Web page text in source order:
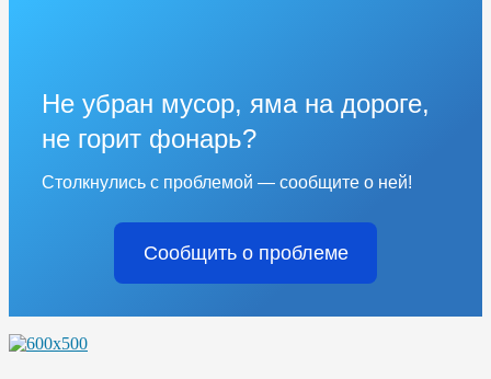
Не убран мусор, яма на дороге,
не горит фонарь?
Столкнулись с проблемой — сообщите о ней!
Сообщить о проблеме